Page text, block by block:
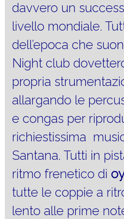
davvero un
livello mondiale.
dell’epoca che
Night club
propria
allargando le
e congas per
richiestissima
Santana. Tutti in
ritmo frenetico di
tutte le coppie a
lento alle prime